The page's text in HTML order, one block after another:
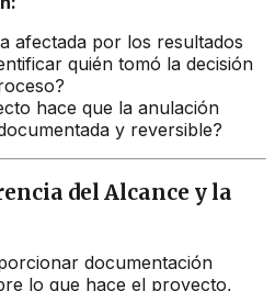
afectada por los resultados
quién tomó la decisión
hace que la anulación
y reversible?
del Alcance y la
documentación
lo que hace el proyecto,